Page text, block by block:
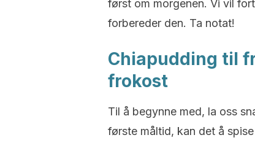
først om morgenen. Vi vil
forbereder den. Ta notat!
Chiapudding til
frokost
Til å begynne med, la oss
første måltid, kan det å